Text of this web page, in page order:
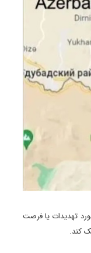
تهدیدات یا فرصت
کند.